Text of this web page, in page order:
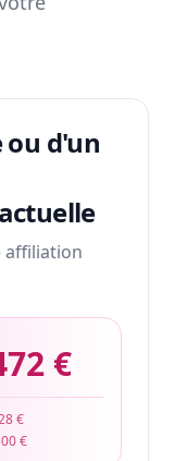
ou d'un
affiliation
€
€
€